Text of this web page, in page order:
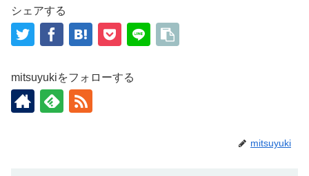
シェアする
mitsuyukiをフォローする
mitsuyuki